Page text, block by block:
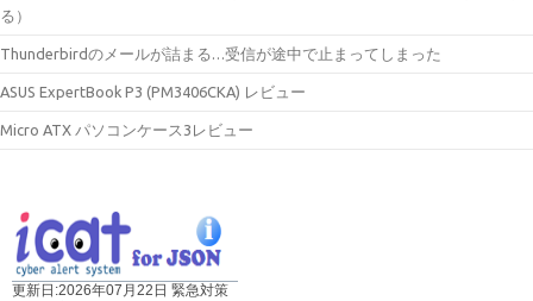
る）
Thunderbirdのメールが詰まる…受信が途中で止まってしまった
ASUS ExpertBook P3 (PM3406CKA) レビュー
Micro ATX パソコンケース3レビュー
更新日:2026年07月22日 緊急対策